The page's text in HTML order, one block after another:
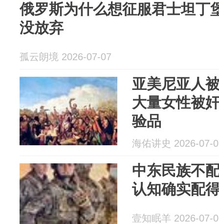
俄罗斯为什么想征服君士坦丁
没放弃
孤云朗境 2026-07-07
亚美尼亚人
大量女性被
验品
海佑讲史 2026-07-
中东民族不
认知确实配
壹知眠羊 2026-07-